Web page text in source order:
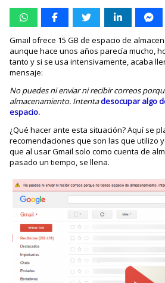
Gmail ofrece 15 GB de espacio de
aunque hace unos años parecía mucho,
tanto y si se usa intensivamente, acaba
mensaje:
No puedes ni enviar ni recibir correos
almacenamiento. Intentadesocupar algo
espacio.
¿Qué hacer ante esta situación? Aquí se
recomendaciones que son las que utilizo
que al usar Gmail solo como cuenta de
pasado un tiempo, se llena.